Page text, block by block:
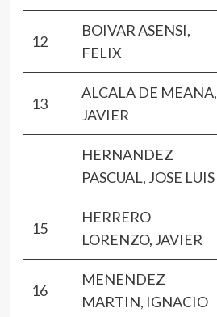
12
BOIVAR ASENSI,
FELIX
13
ALCALA DE MEANA,
JAVIER
HERNANDEZ
PASCUAL, JOSE LUIS
15
HERRERO
LORENZO, JAVIER
16
MENENDEZ
MARTIN, IGNACIO